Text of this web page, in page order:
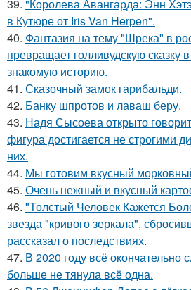
39. "Королева Авангарда: Энн
в Кутюре от Iris Van Herpen".
40. Фантазия на тему "Шрека" в
превращает голливудскую сказку
знакомую историю.
41. Сказочный замок гарибальди.
42. Банку шпротов и лаваш беру.
43. Надя Сысоева открыто
фигура достигается не строгими
них.
44. Мы готовим вкусный
45. Очень нежный и вкусный
46. "Толстый Человек Кажется
звезда "кривого зеркала",
рассказал о последствиях.
47. В 2020 году всё окончательно
больше не тянула всё одна.